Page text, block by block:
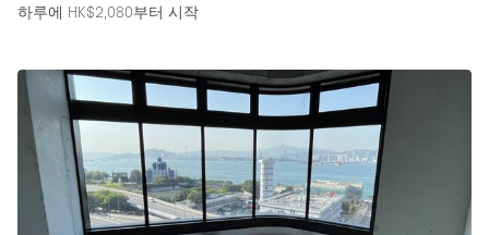
하루에 HK$2,080부터 시작